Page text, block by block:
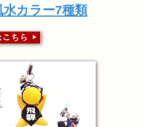
カラー7種類